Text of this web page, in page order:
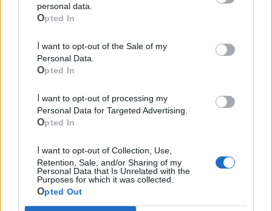
personal data.
Opted In
Personal Data.
Opted In
Personal Data for Targeted Advertising.
Opted In
Retention, Sale, and/or Sharing of my
Personal Data that Is Unrelated with the
Purposes for which it was collected.
Opted Out
Mondo CIA